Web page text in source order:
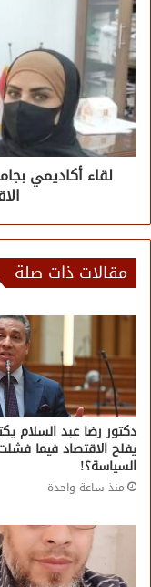
لقاء أكاديمي
مقالات ذات صلة
دكتور رضا عبد السلام
يفلح الاقتصاد فيما
السياسة؟!
منذ ساعة واحدة